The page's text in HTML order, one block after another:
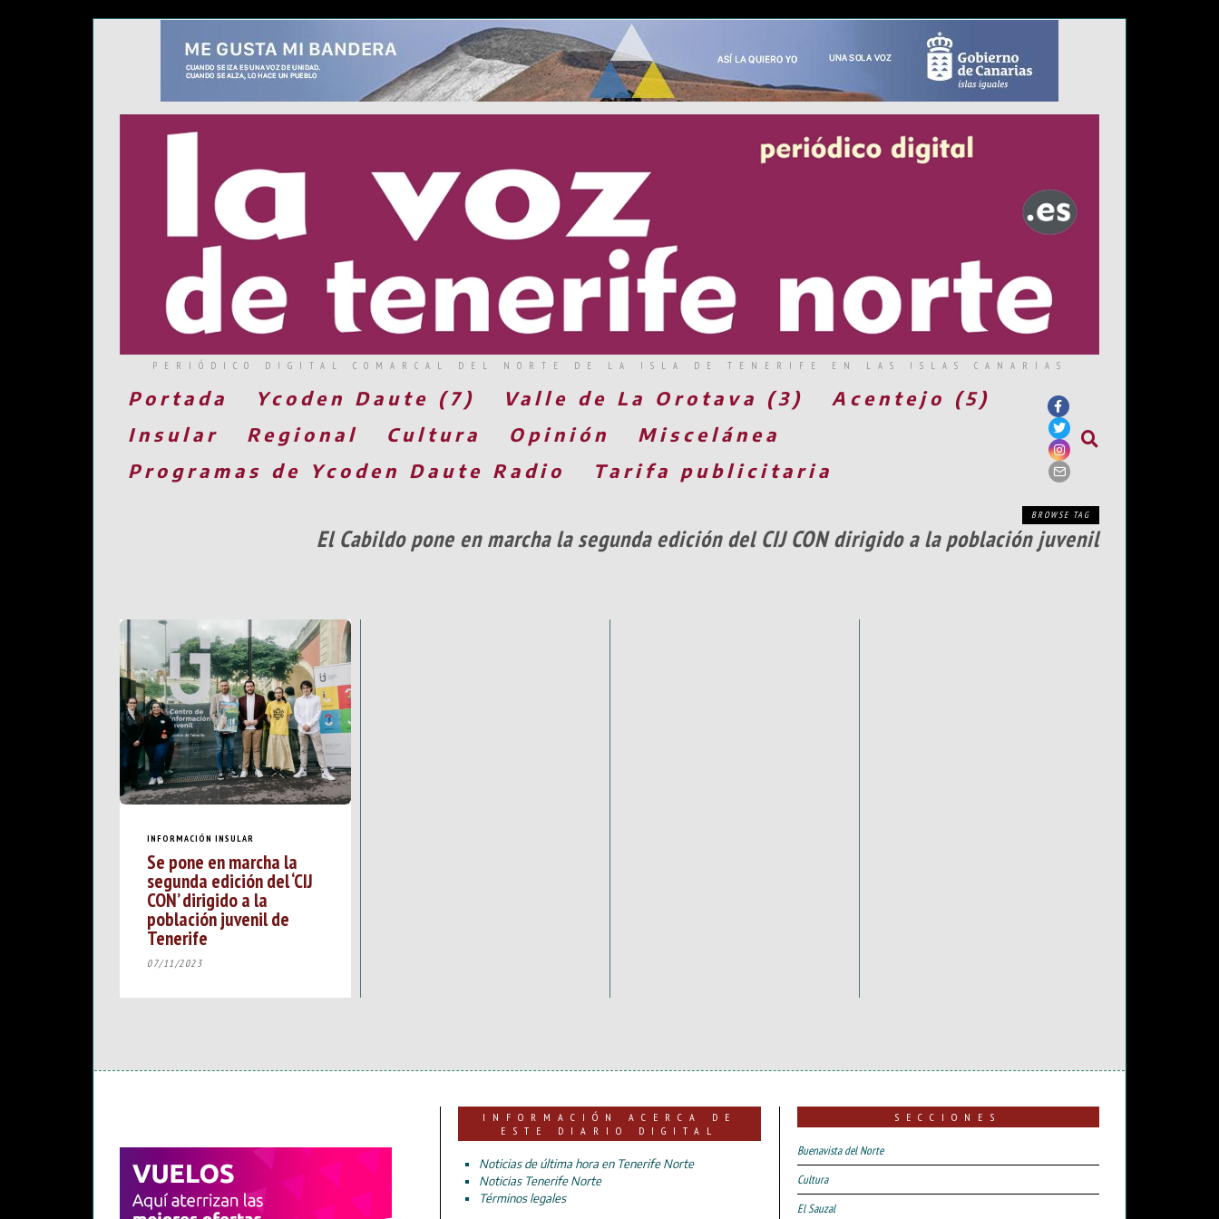
PERIÓDICO DIGITAL COMARCAL DEL NORTE DE LA ISLA DE TENERIFE EN LAS ISLAS CANARIAS
Portada Ycoden Daute (7) Valle de La Orotava (3)
Acentejo (5)
Insular
Regional Cultura Opinión
Miscelánea
Programas de Ycoden Daute Radio
Tarifa publicitaria
BROWSE TAG
El Cabildo pone en marcha la segunda edición del CIJ CON dirigido a la población juvenil
INFORMACIÓN INSULAR
Se pone en marcha la
segunda edición del ‘CIJ
CON’ dirigido a la
población juvenil de
Tenerife
07/11/2023
INFORMACIÓN ACERCA DE
ESTE DIARIO DIGITAL
Noticias de última hora en Tenerife Norte
Noticias Tenerife Norte
Términos legales
SECCIONES
Buenavista del Norte
Cultura
El Sauzal